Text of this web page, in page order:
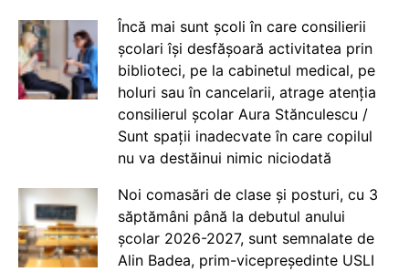
Încă mai sunt școli în care consilierii
școlari își desfășoară activitatea prin
biblioteci, pe la cabinetul medical, pe
holuri sau în cancelarii, atrage atenția
consilierul școlar Aura Stănculescu /
Sunt spații inadecvate în care copilul
nu va destăinui nimic niciodată
Noi comasări de clase și posturi, cu 3
săptămâni până la debutul anului
școlar 2026-2027, sunt semnalate de
Alin Badea, prim-vicepreședinte USLI